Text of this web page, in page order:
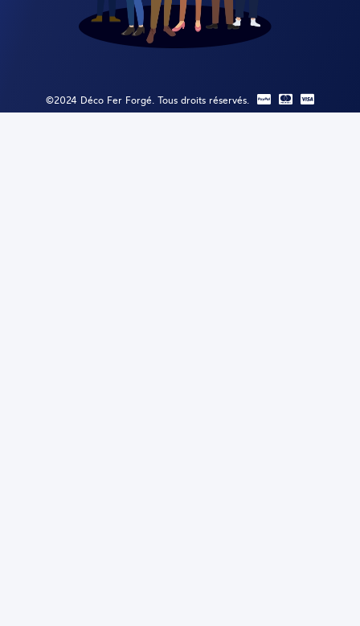
©2024 Déco Fer Forgé. Tous droits réservés.